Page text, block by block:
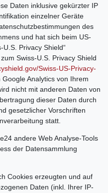
Daten inklusive gekürzter IP
einzelner Geräte
des
und hat sich beim US-
U.S. Privacy Shield“
Swiss-U.S. Privacy Shield
Swiss-US-Privacy-
Analytics von Ihrem
nicht mit anderen Daten von
dieser Daten durch
gesetzlicher Vorschriften
statt.
andere Web Analyse-Tools
der Datensammlung
Cookies erzeugten und auf
Daten (inkl. Ihrer IP-